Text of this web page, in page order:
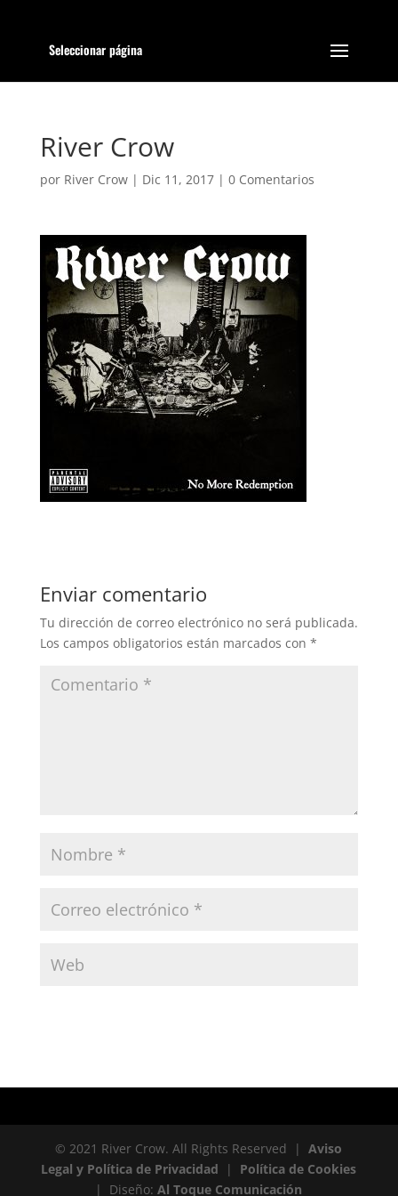
Seleccionar página
River Crow
por River Crow| Dic 11, 2017| 0 Comentarios
Enviar comentario
Tu dirección de correo electrónico no será publicada.
Los campos obligatorios están marcados con *
© 2021 River Crow. All Rights Reserved | Aviso
Legal y Política de Privacidad | Política de Cookies
| Diseño:Al Toque Comunicación